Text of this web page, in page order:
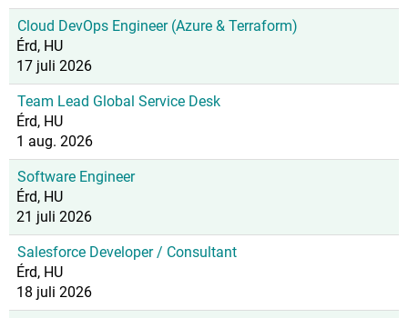
Cloud DevOps Engineer (Azure & Terraform)
Érd, HU
17 juli 2026
Team Lead Global Service Desk
Érd, HU
1 aug. 2026
Software Engineer
Érd, HU
21 juli 2026
Salesforce Developer / Consultant
Érd, HU
18 juli 2026